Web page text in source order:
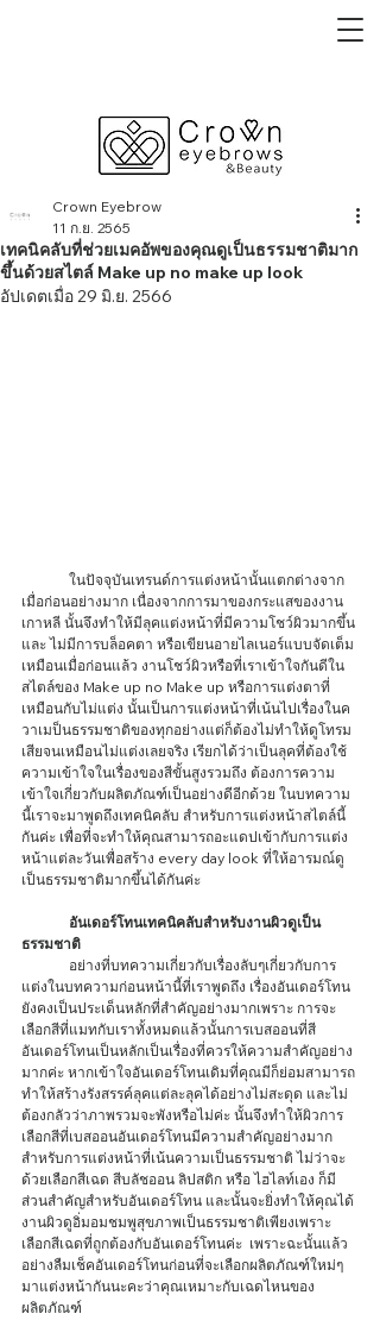
เทคนิคลับที่ช่วยเมคอัพของคุณดูเป็นธรรมชาติมาก
ขึ้นด้วยสไตล์ Make up no make up look
Crown Eyebrow
11 ก.ย. 2565
อัปเดตเมื่อ29 มิ.ย. 2566
เมื่อก่อนอย่างมาก เนื่องจากการมาของกระแสของงาน
เกาหลี นั้นจึงทำให้มีลุคแต่งหน้าที่มีความโชว์ผิวมากขึ้น
และ ไม่มีการบล็อคตา หรือเขียนอายไลเนอร์แบบจัดเต็ม
เหมือนเมื่อก่อนแล้ว งานโชว์ผิวหรือที่เราเข้าใจกันดีใน
สไตล์ของ Make up no Make up หรือการแต่งตาที่
เหมือนกับไม่แต่ง นั้นเป็นการแต่งหน้าที่เน้นไปเรื่องในค
วาเมป็นธรรมชาติของทุกอย่างแต่ก็ต้องไม่ทำให้ดูโทรม
เสียจนเหมือนไม่แต่งเลยจริง เรียกได้ว่าเป็นลุคที่ต้องใช้
ความเข้าใจในเรื่องของสีขั้นสูงรวมถึง ต้องการความ
เข้าใจเกี่ยวกับผลิตภัณฑ์เป็นอย่างดีอีกด้วย ในบทความ
นี้เราจะมาพูดถึงเทคนิคลับ สำหรับการแต่งหน้าสไตล์นี้
กันค่ะ เพื่อที่จะทำให้คุณสามารถอะแดปเข้ากับการแต่ง
หน้าแต่ละวันเพื่อสร้าง every day look ที่ให้อารมณ์ดู
เป็นธรรมชาติมากขึ้นได้กันค่ะ
อันเดอร์โทนเทคนิคลับสำหรับงานผิวดูเป็น
ธรรมชาติ
แต่งในบทความก่อนหน้านี้ที่เราพูดถึง เรื่องอันเดอร์โทน
ยังคงเป็นประเด็นหลักที่สำคัญอย่างมากเพราะ การจะ
เลือกสีที่แมทกับเราทั้งหมดแล้วนั้นการเบสออนที่สี
อันเดอร์โทนเป็นหลักเป็นเรื่องที่ควรให้ความสำคัญอย่าง
มากค่ะ หากเข้าใจอันเดอร์โทนเดิมที่คุณมีก็ย่อมสามารถ
ทำให้สร้างรังสรรค์ลุคแต่ละลุคได้อย่างไม่สะดุด และไม่
ต้องกลัวว่าภาพรวมจะพังหรือไม่ค่ะ นั้นจึงทำให้ผิวการ
เลือกสีที่เบสออนอันเดอร์โทนมีความสำคัญอย่างมาก
สำหรับการแต่งหน้าที่เน้นความเป็นธรรมชาติ ไม่ว่าจะ
ด้วยเลือกสีเฉด สีบลัชออน ลิปสติก หรือ ไฮไลท์เอง ก็มี
ส่วนสำคัญสำหรับอันเดอร์โทน และนั้นจะยิ่งทำให้คุณได้
งานผิวดูอิ่มอมชมพูสุขภาพเป็นธรรมชาติเพียงเพราะ
เลือกสีเฉดที่ถูกต้องกับอันเดอร์โทนค่ะ  เพราะฉะนั้นแล้ว
อย่างลืมเช็คอันเดอร์โทนก่อนที่จะเลือกผลิตภัณฑ์ใหม่ๆ
มาแต่งหน้ากันนะคะว่าคุณเหมาะกับเฉดไหนของ
ผลิตภัณฑ์